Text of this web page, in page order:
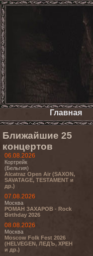
Главная
Ближайшие 25
концертов
06.08.2026
Кортрейк
(Бельгия)
Alcatraz Open Air (SAXON,
SAVATAGE, TESTAMENT и
др.)
07.08.2026
Москва
РОМАН ЗАХАРОВ - Rock
Birthday 2026
08.08.2026
Москва
Moscow Folk Fest 2026
(HELVEGEN, ЛЕДЪ, ХРЕН
и др.)